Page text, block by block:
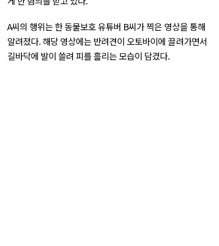
A씨의 행위는 한 동물보호 유튜버 B씨가 찍은 영상을 통해
알려졌다. 해당 영상에는 반려견이 오토바이에 끌려가면서
길바닥에 발이 쓸려 피를 흘리는 모습이 담겼다.